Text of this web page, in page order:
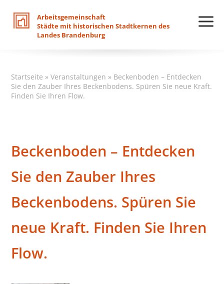
Arbeitsgemeinschaft
Städte mit historischen Stadtkernen des
Landes Brandenburg
Startseite »Veranstaltungen » Beckenboden – Entdecken
Sie den Zauber Ihres Beckenbodens. Spüren Sie neue Kraft.
Finden Sie Ihren Flow.
Beckenboden – Entdecken
Sie den Zauber Ihres
Beckenbodens. Spüren Sie
neue Kraft. Finden Sie Ihren
Flow.